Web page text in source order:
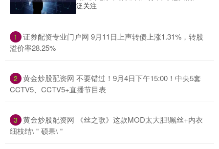
泛关注
1
​证券配资专业门户网 9月11日上声转债上涨1.31%，转股
溢价率28.25%
2 ​黄金炒股配资网 不要错过！9月4日下午15:00！中央5套
CCTV5、CCTV5+直播节目表
3 ​黄金炒股配资网 《丝之歌》这款MOD太大胆!黑丝+内衣
细枝结\＂硕果\＂